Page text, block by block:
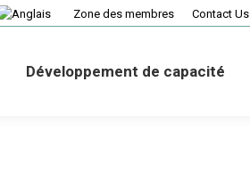
Zone des membres Contact Us
Développement de capacité